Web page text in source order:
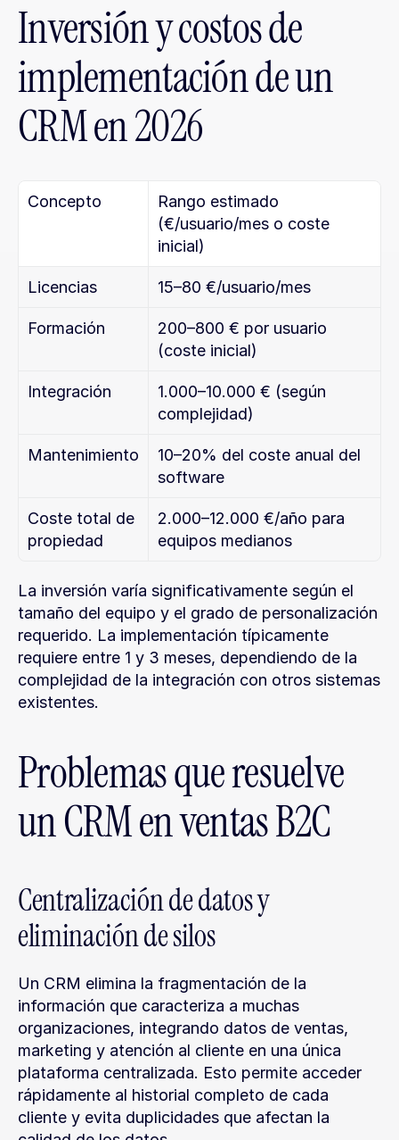
Inversión y costos de
implementación de un
CRM en 2026
Concepto
Rango estimado
(€/usuario/mes o coste
inicial)
Licencias 15–80 €/usuario/mes
Formación
200–800 € por usuario
(coste inicial)
Integración
1.000–10.000 € (según
complejidad)
Mantenimiento
10–20% del coste anual del
software
Coste total de
propiedad
2.000–12.000 €/año para
equipos medianos
La inversión varía significativamente según el
tamaño del equipo y el grado de personalización
requerido. La implementación típicamente
requiere entre 1 y 3 meses, dependiendo de la
complejidad de la integración con otros sistemas
existentes.
Problemas que resuelve
un CRM en ventas B2C
Centralización de datos y
eliminación de silos
Un CRM elimina la fragmentación de la
información que caracteriza a muchas
organizaciones, integrando datos de ventas,
marketing y atención al cliente en una única
plataforma centralizada. Esto permite acceder
rápidamente al historial completo de cada
cliente y evita duplicidades que afectan la